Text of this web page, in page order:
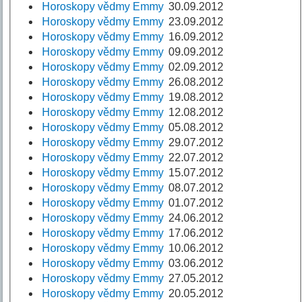
Horoskopy vědmy Emmy 30.09.2012
Horoskopy vědmy Emmy 23.09.2012
Horoskopy vědmy Emmy 16.09.2012
Horoskopy vědmy Emmy 09.09.2012
Horoskopy vědmy Emmy 02.09.2012
Horoskopy vědmy Emmy 26.08.2012
Horoskopy vědmy Emmy 19.08.2012
Horoskopy vědmy Emmy 12.08.2012
Horoskopy vědmy Emmy 05.08.2012
Horoskopy vědmy Emmy 29.07.2012
Horoskopy vědmy Emmy 22.07.2012
Horoskopy vědmy Emmy 15.07.2012
Horoskopy vědmy Emmy 08.07.2012
Horoskopy vědmy Emmy 01.07.2012
Horoskopy vědmy Emmy 24.06.2012
Horoskopy vědmy Emmy 17.06.2012
Horoskopy vědmy Emmy 10.06.2012
Horoskopy vědmy Emmy 03.06.2012
Horoskopy vědmy Emmy 27.05.2012
Horoskopy vědmy Emmy 20.05.2012